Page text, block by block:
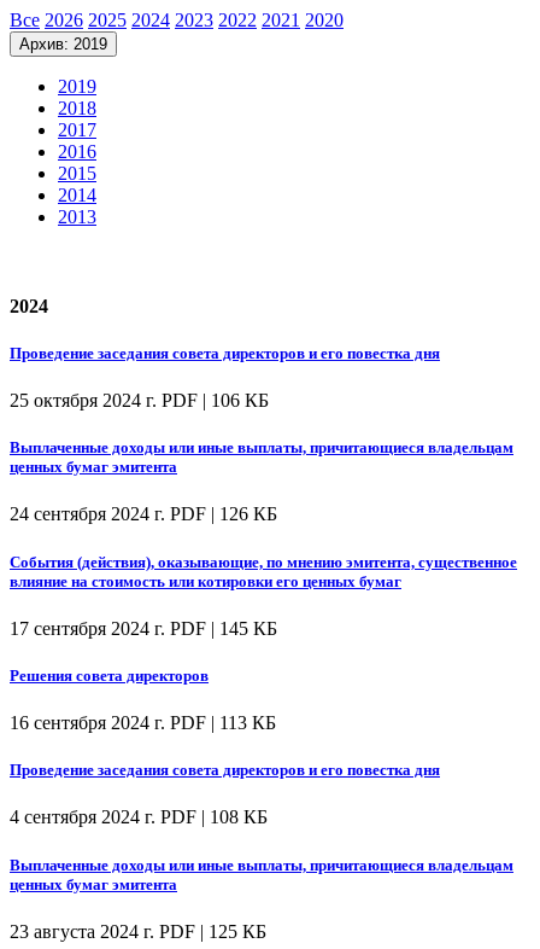
Все 2026 2025 2024 2023 2022 2021 2020
Архив: 2019
2019
2018
2017
2016
2015
2014
2013
2024
Проведение заседания совета директоров и его повестка дня
25 октября 2024 г. PDF | 106 КБ
Выплаченные доходы или иные выплаты, причитающиеся владельцам
ценных бумаг эмитента
24 сентября 2024 г. PDF | 126 КБ
События (действия), оказывающие, по мнению эмитента, существенное
влияние на стоимость или котировки его ценных бумаг
17 сентября 2024 г. PDF | 145 КБ
Решения совета директоров
16 сентября 2024 г. PDF | 113 КБ
Проведение заседания совета директоров и его повестка дня
4 сентября 2024 г. PDF | 108 КБ
Выплаченные доходы или иные выплаты, причитающиеся владельцам
ценных бумаг эмитента
23 августа 2024 г. PDF | 125 КБ